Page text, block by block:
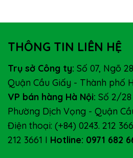
THÔNG TIN LIÊN HỆ
Trụ sở Công ty: Số 07, Ngõ
Quận Cầu Giấy - Thành phố
VP bán hàng Hà Nội: Số 2/
Phường Dịch Vọng - Quận
Điện thoại: (+84) 0243. 212
212 3661 I Hotline: 0971 682